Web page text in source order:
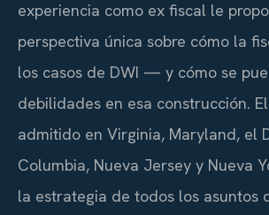
experiencia como ex fiscal le
perspectiva única sobre cómo la
los casos de DWI — y cómo se
debilidades en esa construcción.
admitido en Virginia, Maryland, el
Columbia, Nueva Jersey y Nueva
la estrategia de todos los asuntos